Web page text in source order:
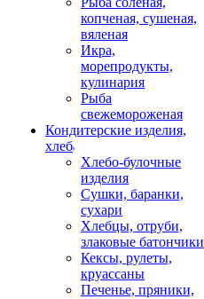
копченая, сушеная,
вяленая
Икра,
морепродукты,
кулинария
Рыба
свежемороженая
Кондитерские изделия,
хлеб
Хлебо-булочные
изделия
Сушки, баранки,
сухари
Хлебцы, отруби,
злаковые батончики
Кексы, рулеты,
круассаны
Печенье, пряники,